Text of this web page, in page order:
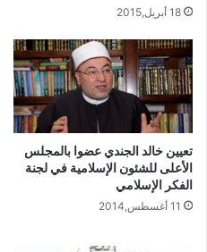
18 أبريل,2015
تعيين خالد الجندي عضوا بالمجلس
الأعلى للشئون الإسلامية في لجنة
الفكر الإسلامي
11 أغسطس,2014